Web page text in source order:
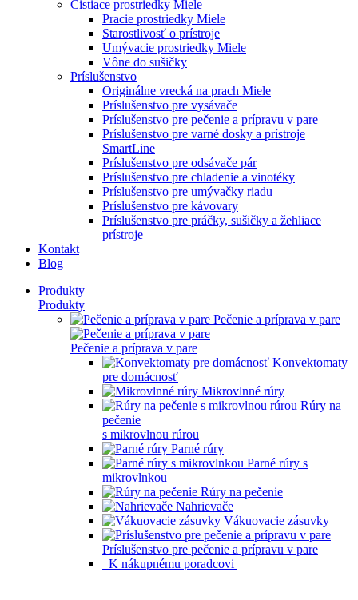
Čistiace prostriedky Miele
Pracie prostriedky Miele
Starostlivosť o prístroje
Umývacie prostriedky Miele
Vône do sušičky
Príslušenstvo
Originálne vrecká na prach Miele
Príslušenstvo pre vysávače
Príslušenstvo pre pečenie a prípravu v pare
Príslušenstvo pre varné dosky a prístroje
SmartLine
Príslušenstvo pre odsávače pár
Príslušenstvo pre chladenie a vinotéky
Príslušenstvo pre umývačky riadu
Príslušenstvo pre kávovary
Príslušenstvo pre práčky, sušičky a žehliace
prístroje
Kontakt
Blog
Produkty
Produkty
Pečenie a príprava v pare
Pečenie a príprava v pare
Konvektomaty
pre domácnosť
Mikrovlnné rúry
Rúry na
pečenie
s mikrovlnou rúrou
Parné rúry
Parné rúry s
mikrovlnkou
Rúry na pečenie
Nahrievače
Vákuovacie zásuvky
Príslušenstvo pre pečenie a prípravu v pare
K nákupnému poradcovi